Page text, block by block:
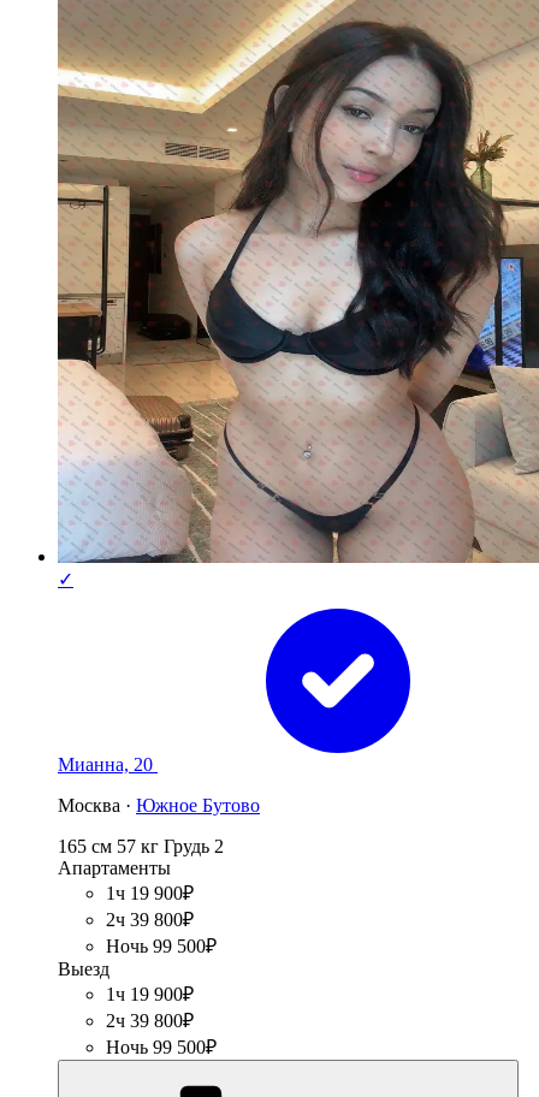
✓
Мианна, 20
Москва · Южное Бутово
165 см 57 кг Грудь 2
Апартаменты
1ч 19 900₽
2ч 39 800₽
Ночь 99 500₽
Выезд
1ч 19 900₽
2ч 39 800₽
Ночь 99 500₽